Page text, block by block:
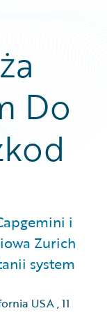
Do
i
Zurich
system
USA,11